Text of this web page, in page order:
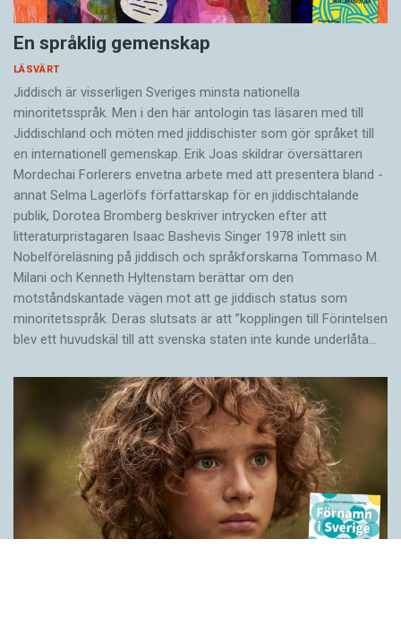
En språklig gemenskap
LÄSVÄRT
Jiddisch är visserligen Sveriges minsta nationella
minoritetsspråk. Men i den här antologin tas läsaren med till
Jiddischland och möten med jiddischister som gör språket till
en internationell gemenskap. Erik Joas skildrar översättaren
Morde­chai Forlerers envetna arbete med att presentera bland ­
annat Selma Lagerlöfs författarskap för en jiddisch­talande
publik, Dorotea Bromberg beskriver intrycken efter att
litteraturpristagaren Isaac Bashevis Singer 1978 inlett sin
Nobelföreläsning på jiddisch och språkforskarna Tommaso M.
Milani och Kenneth Hyltenstam berättar om den
motståndskantade vägen mot att ge jiddisch status som
minoritetsspråk. Deras slutsats är att ”kopplingen till Förintelsen
blev ett huvud­skäl till att svenska staten inte kunde underlåta…